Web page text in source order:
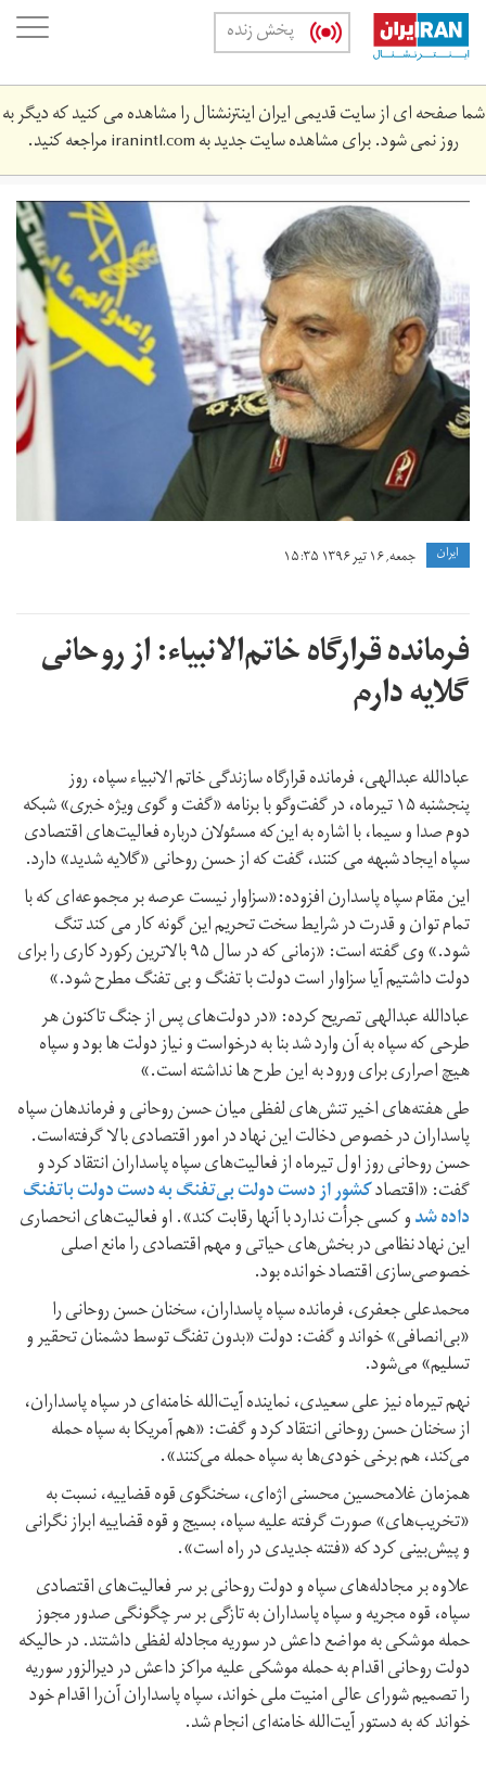
Skip
main
content
پخش زنده
شما صفحه ای از سایت قدیمی ایران اینترنشنال را مشاهده می کنید که دیگر به
روز نمی شود. برای مشاهده سایت جدید بهiranintl.comمراجعه کنید.
0da3a364-
e89d-
451d-
bb7d-
5476e8207079_w1023_r1_s.jpg
ايران جمعه, ۱۶ تیر ۱۳۹۶ ۱۵:۳۵
فرمانده قرارگاه خاتم‌الانبیاء: از روحانی
گلایه دارم
عبادالله عبدالهی، فرمانده قرارگاه سازندگی خاتم الانبیاء سپاه، روز
پنجشنبه ۱۵ تیرماه، در گفت‌وگو با برنامه «گفت و گوی ویژه خبری» شبکه
دوم صدا و سیما، با اشاره به این‌که مسئولان درباره فعالیت‌های اقتصادی
سپاه ایجاد شبهه می کنند، گفت که از حسن روحانی «گلایه شدید» دارد.
این مقام سپاه پاسدارن افزوده:«سزاوار نیست عرصه بر مجموعه‌ای که با
تمام توان و قدرت در شرایط سخت تحریم این گونه کار می کند تنگ
شود.» وی گفته است: «زمانی که در سال ۹۵ بالاترین رکورد کاری را برای
دولت داشتیم آیا سزاوار است دولت با تفنگ و بی تفنگ مطرح شود.»
عبادالله عبدالهی تصریح کرده: «در دولت‌های پس از جنگ تاکنون هر
طرحی که سپاه به آن وارد شد بنا به درخواست و نیاز دولت ها بود و سپاه
هیچ اصراری برای ورود به این طرح ها نداشته است.»
طی هفته‌های اخیر تنش‌های لفظی میان حسن روحانی و فرماندهان سپاه
پاسداران در خصوص دخالت این نهاد در امور اقتصادی بالا گرفته‌است.
حسن روحانی روز اول تیرماه از فعالیت‌های سپاه پاسداران انتقاد کرد و
گفت: «اقتصادکشور از دست دولت بی‌تفنگ به دست دولت باتفنگ
داده شدو کسی جرأت ندارد با آنها رقابت کند». او فعالیت‌های انحصاری
این نهاد نظامی در بخش‌‌های حیاتی و مهم اقتصادی را مانع اصلی
خصوصی‌سازی اقتصاد خوانده بود.
محمدعلی جعفری، فرمانده سپاه پاسداران، سخنان حسن روحانی را
«بی‌انصافی» خواند و گفت: دولت «بدون تفنگ توسط دشمنان تحقیر و
تسلیم» می‌شود.
نهم تیرماه نیز علی سعیدی، نماینده آیت‌الله خامنه‌ای در سپاه پاسداران،
از سخنان حسن روحانی انتقاد کرد و گفت: «هم آمریکا به سپاه حمله
می‌کند، هم برخی خودی‌ها به سپاه حمله می‌کنند».
همزمان غلامحسین محسنی اژه‌ای، سخنگوی قوه قضاییه، نسبت به
«تخریب‌‌های» صورت گرفته علیه سپاه، بسیج و قوه قضاییه ابراز نگرانی
و پیش‌بینی کرد که «فتنه جدیدی در راه است».
علاوه بر مجادله‌های سپاه و دولت روحانی بر سر فعالیت‌‌های اقتصادی
سپاه، قوه مجریه و سپاه پاسداران به تازگی بر سر چگونگی صدور مجوز
حمله موشکی به مواضع داعش در سوریه مجادله لفظی داشتند. در حالیکه
دولت روحانی اقدام به حمله موشکی علیه مراکز داعش در دیرالزور سوریه
را تصمیم شورای عالی امنیت ملی خواند، سپاه پاسداران آن‌را اقدام خود
خواند که به دستور آیت‌الله خامنه‌ای انجام شد.